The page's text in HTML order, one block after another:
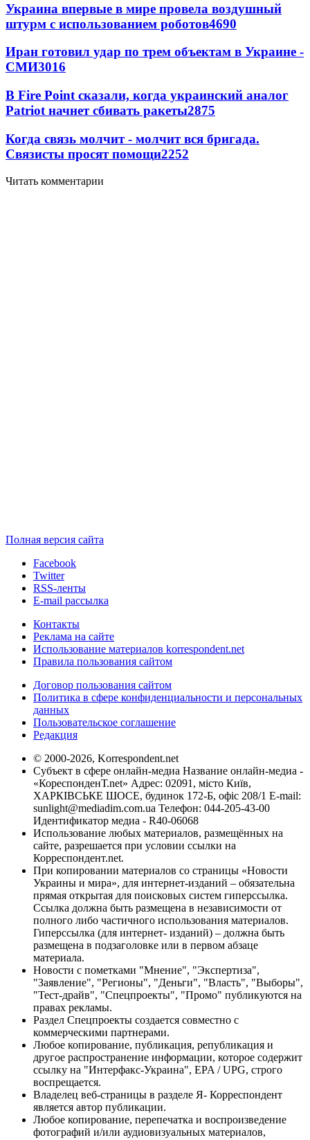
Украина впервые в мире провела воздушный
штурм с использованием роботов4690
Иран готовил удар по трем объектам в Украине -
СМИ3016
В Fire Point сказали, когда украинский аналог
Patriot начнет сбивать ракеты2875
Когда связь молчит - молчит вся бригада.
Связисты просят помощи2252
Читать комментарии
Полная версия сайта
Facebook
Twitter
RSS-ленты
E-mail рассылка
Контакты
Реклама на сайте
Использование материалов korrespondent.net
Правила пользования сайтом
Договор пользования сайтом
Политика в сфере конфиденциальности и персональных
данных
Пользовательское соглашение
Редакция
© 2000-2026, Korrespondent.net
Субъект в сфере онлайн-медиа Название онлайн-медиа -
«КореспонденТ.net» Адрес: 02091, місто Київ,
ХАРКІВСЬКЕ ШОСЕ, будинок 172-Б, офіс 208/1 E-mail:
sunlight@mediadim.com.ua Телефон: 044-205-43-00
Идентификатор медиа - R40-06068
Использование любых материалов, размещённых на
сайте, разрешается при условии ссылки на
Корреспондент.net.
При копировании материалов со страницы «Новости
Украины и мира», для интернет-изданий – обязательна
прямая открытая для поисковых систем гиперссылка.
Ссылка должна быть размещена в независимости от
полного либо частичного использования материалов.
Гиперссылка (для интернет- изданий) – должна быть
размещена в подзаголовке или в первом абзаце
материала.
Новости с пометками "Мнение", "Экспертиза",
"Заявление", "Регионы", "Деньги", "Власть", "Выборы",
"Тест-драйв", "Спецпроекты", "Промо" публикуются на
правах рекламы.
Раздел Спецпроекты создается совместно с
коммерческими партнерами.
Любое копирование, публикация, републикация и
другое распространение информации, которое содержит
ссылку на "Интерфакс-Украина", EPA / UPG, строго
воспрещается.
Владелец веб-страницы в разделе Я- Корреспондент
является автор публикации.
Любое копирование, перепечатка и воспроизведение
фотографий и/или аудиовизуальных материалов,